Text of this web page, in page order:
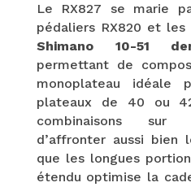
Le RX827 se marie
pédaliers RX820 et les
Shimano 10-51
permettant de
monoplateau idéale
plateaux de 40 ou
combinaisons sur
d’affronter aussi bien
que les longues
étendu optimise la